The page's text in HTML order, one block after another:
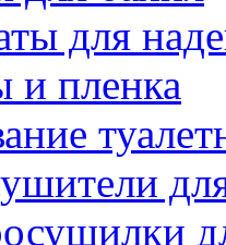
для
и пленка